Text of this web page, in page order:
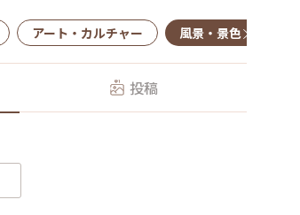
アート・カルチャー 風景・景色
投稿